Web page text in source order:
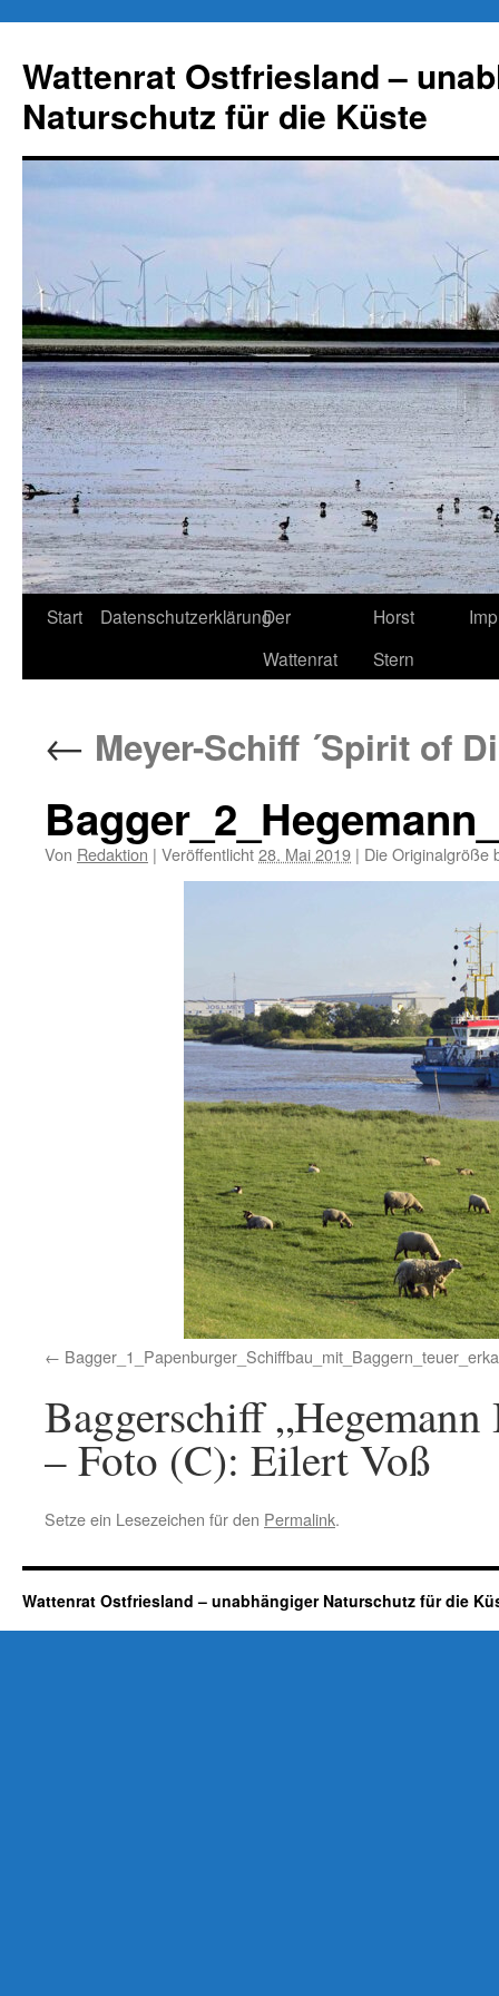
springen
Wattenrat Ostfriesland –
Naturschutz für die Küste
Start DatenschutzerklärungDer
Wattenrat
Horst
Stern
← Meyer-Schiff ´Spirit of
Von Redaktion | Veröffentlicht28. Mai 2019 | Die Originalgröße
Baggerschiff
– Foto (C): Eilert Voß
Setze ein Lesezeichen für den Permalink.
Wattenrat Ostfriesland – unabhängiger Naturschutz für die